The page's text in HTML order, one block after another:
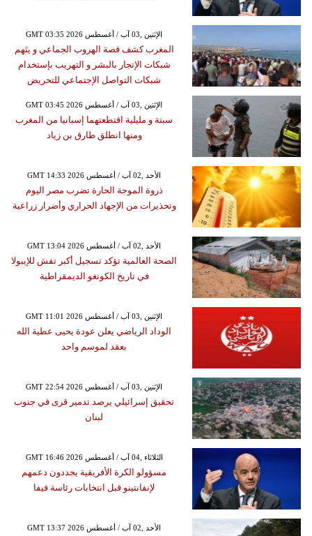
GMT 03:35 2026 الإثنين ,03 آب / أغسطس
المغرب كشف قصة الهروب الجماعي و يتَهم
شبكات الإتجار بالبشر و التهريب بإستخدام
شبكات التواصل الإجتماعي للتحريض
GMT 03:45 2026 الإثنين ,03 آب / أغسطس
سبتة و مليلية اقتطعتهما إسبانيا من المغرب
ومنها انطلق طارق بن زياد
GMT 14:33 2026 الأحد ,02 آب / أغسطس
ذروة الموجة الحارة تضرب مصر اليوم
وتحذيرات من الإجهاد الحراري وأضرار زراعية
GMT 13:04 2026 الأحد ,02 آب / أغسطس
الصحة العالمية تؤكد تسجيل أكبر تفش للإيبولا
في تاريخ الكونغو الديمقراطية
GMT 11:01 2026 الإثنين ,03 آب / أغسطس
الوداد الرياضي يعلن عودة يحيى عطية الله
بعقد لموسم واحد
GMT 22:54 2026 الإثنين ,03 آب / أغسطس
تحقيق إسرائيلي يرصد تدمير قرى في جنوب
لبنان
GMT 16:46 2026 الثلاثاء ,04 آب / أغسطس
مسؤولو الكرة الأفريقية يجددون دعمهم
لإنفانتينو قبل انتخابات رئاسة فيفا
GMT 13:37 2026 الأحد ,02 آب / أغسطس